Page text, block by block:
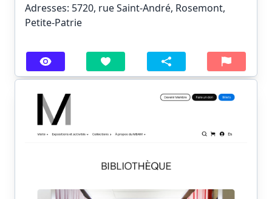
Adresses: 5720, rue Saint-André, Rosemont,
Petite-Patrie